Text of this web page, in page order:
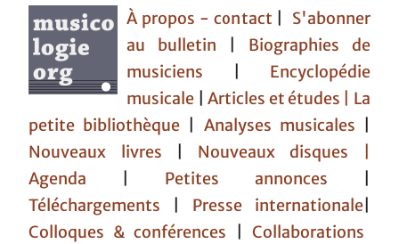
À propos - contact
S'abonner
au bulletin
Biographies de
musiciens
Encyclopédie
musicale |Articles et études | La
petite bibliothèque
Analyses musicales
Nouveaux livres
Nouveaux disques |
Agenda
Petites annonces
Téléchargements
Presse internationale|
Colloques & conférences
Collaborations